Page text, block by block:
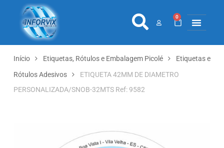
0
Início Etiquetas, Rótulos e Embalagem Picolé
Etiquetas e
Rótulos Adesivos
ETIQUETA 42MM DE DIAMETRO
PERSONALIZADA/SNOB-32MTS Ref: 9582